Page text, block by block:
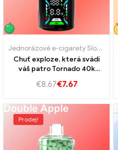
Jednorázové e-cigarety Slovensko
Chuť exploze, která svádí
váš patro Tornado 40k
€8.67€7.67
Prodej!